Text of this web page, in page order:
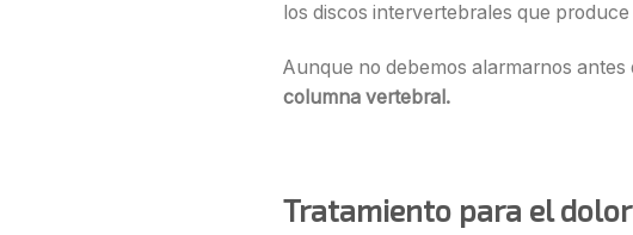
los discos intervertebrales que
Aunque no debemos alarmarnos
columna vertebral.
Tratamiento para el